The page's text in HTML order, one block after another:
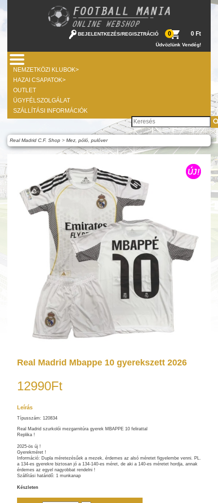
BEJELENTKEZÉS/REGISZTRÁCIÓ 0 0 Ft
Üdvözlünk Vendég!
NEMZETKÖZI KLUBOK>
HAZAI CSAPATOK>
OUTLET
ÜGYFÉLSZOLGÁLAT
SZÁLLÍTÁSI INFORMÁCIÓK
Real Madrid C.F. Shop > Mez, póló, pulóver
Real Madrid Mbappe 10 gyerekszett 2026
12990Ft
Leírás
Típusszám: 120834
Real Madrid szurkolói mezgarnitúra gyerek MBAPPE 10 felirattal
Replika !
2025-ös új !
Gyerekméret !
Információ: Dupla méretezésűek a mezek, érdemes az alsó méretet figyelembe venni. PL.
a 134-es gyerekre biztosan jó a 134-140-es méret, de aki a 140-es méretet hordja, annak
érdemes az egyel nagyobbat rendelni !
Szállítási határidő: 1 munkanap
Készleten